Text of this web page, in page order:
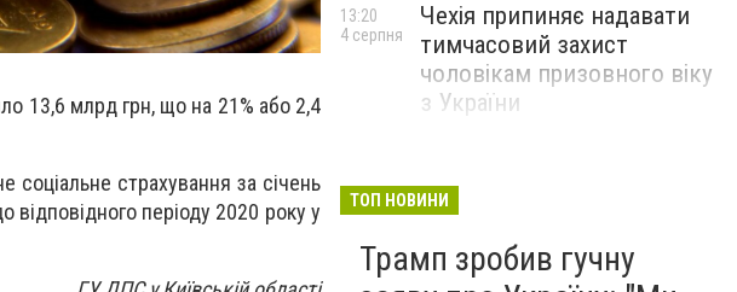
13,6 млрд грн, що на 21% або 2,4
соціальне страхування за січень
періоду 2020 року у
Чехія припиняє надавати
тимчасовий захист
чоловікам призовного віку
з України
13:20
4 серпня
ТОП НОВИНИ
Трамп зробив гучну